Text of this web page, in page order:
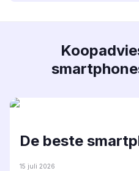
De beste
15 juli 2026